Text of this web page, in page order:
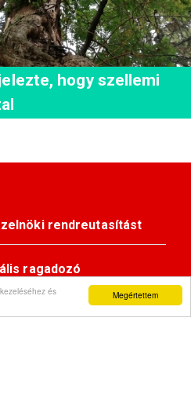
Megértettem
és
hogy szellemi
rendreutasítást
ragadozó